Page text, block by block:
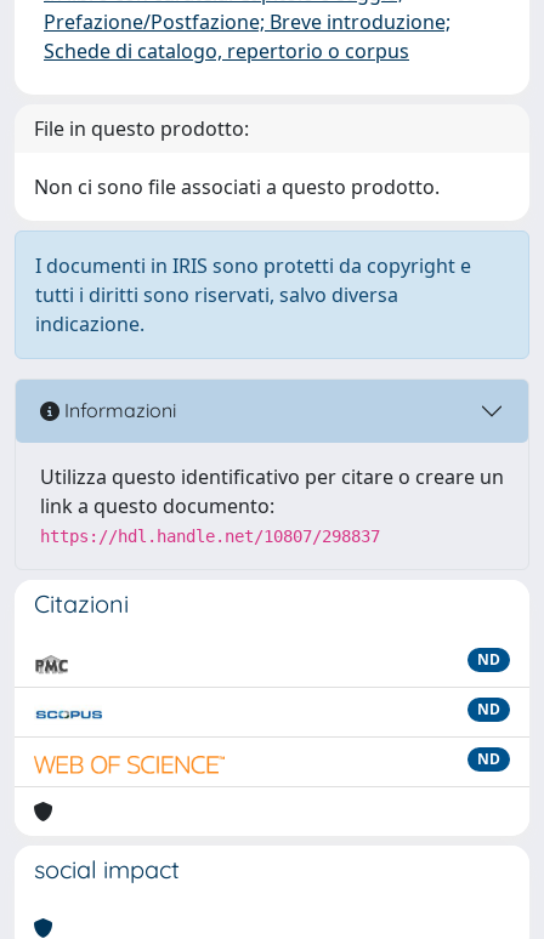
Prefazione/Postfazione; Breve introduzione;
Schede di catalogo, repertorio o corpus
File in questo prodotto:
Non ci sono file associati a questo prodotto.
I documenti in IRIS sono protetti da copyright e
tutti i diritti sono riservati, salvo diversa
indicazione.
Informazioni
Utilizza questo identificativo per citare o creare un
link a questo documento:
https://hdl.handle.net/10807/298837
Citazioni
ND
ND
ND
social impact